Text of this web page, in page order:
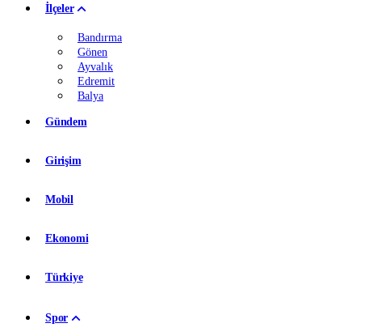
İlçeler
Bandırma
Gönen
Ayvalık
Edremit
Balya
Gündem
Girişim
Mobil
Ekonomi
Türkiye
Spor